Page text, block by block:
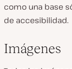
como una base
de accesibilidad.
Imágenes